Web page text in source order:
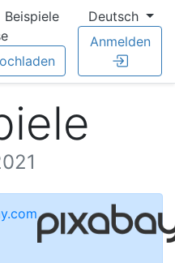
Beispiele
Deutsch
Anmelden